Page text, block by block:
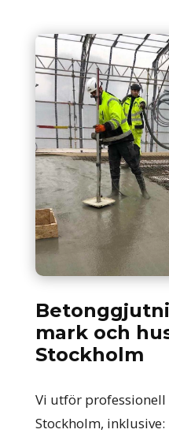
mark och
Stockholm
Vi utför
Stockholm, inklusive: